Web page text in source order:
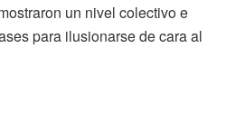
un nivel colectivo e
para ilusionarse de cara al